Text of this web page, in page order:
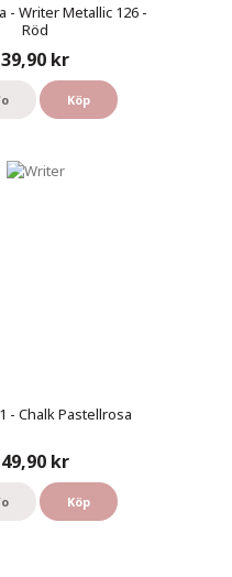
- Writer Metallic 126 -
Röd
39,90 kr
Köp
- Chalk Pastellrosa
49,90 kr
Köp